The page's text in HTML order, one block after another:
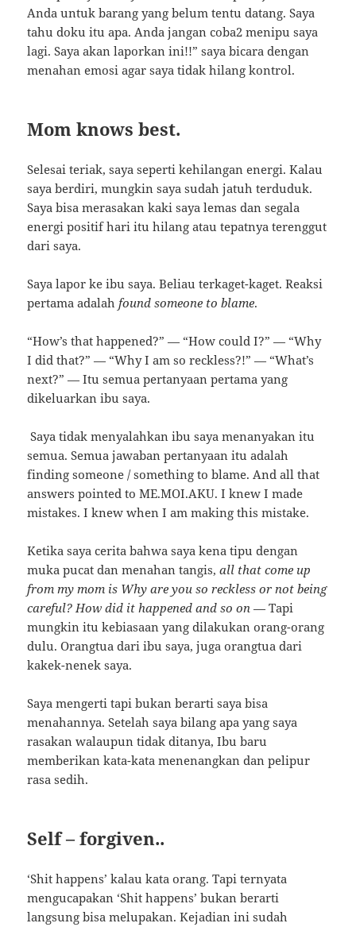
Anda untuk barang yang belum tentu datang. Saya
tahu doku itu apa. Anda jangan coba2 menipu saya
lagi. Saya akan laporkan ini!!” saya bicara dengan
menahan emosi agar saya tidak hilang kontrol.
Mom knows best.
Selesai teriak, saya seperti kehilangan energi. Kalau
saya berdiri, mungkin saya sudah jatuh terduduk.
Saya bisa merasakan kaki saya lemas dan segala
energi positif hari itu hilang atau tepatnya terenggut
dari saya.
Saya lapor ke ibu saya. Beliau terkaget-kaget. Reaksi
pertama adalahfound someone to blame.
“How’s that happened?” — “How could I?” — “Why
I did that?” — “Why I am so reckless?!” — “What’s
next?” — Itu semua pertanyaan pertama yang
dikeluarkan ibu saya.
Saya tidak menyalahkan ibu saya menanyakan itu
semua. Semua jawaban pertanyaan itu adalah
finding someone / something to blame. And all that
answers pointed to ME.MOI.AKU. I knew I made
mistakes. I knew when I am making this mistake.
Ketika saya cerita bahwa saya kena tipu dengan
muka pucat dan menahan tangis,all that come up
from my mom is Why are you so reckless or not being
careful? How did it happened and so on— Tapi
mungkin itu kebiasaan yang dilakukan orang-orang
dulu. Orangtua dari ibu saya, juga orangtua dari
kakek-nenek saya.
Saya mengerti tapi bukan berarti saya bisa
menahannya. Setelah saya bilang apa yang saya
rasakan walaupun tidak ditanya, Ibu baru
memberikan kata-kata menenangkan dan pelipur
rasa sedih.
Self – forgiven..
‘Shit happens’ kalau kata orang. Tapi ternyata
mengucapakan ‘Shit happens’ bukan berarti
langsung bisa melupakan. Kejadian ini sudah